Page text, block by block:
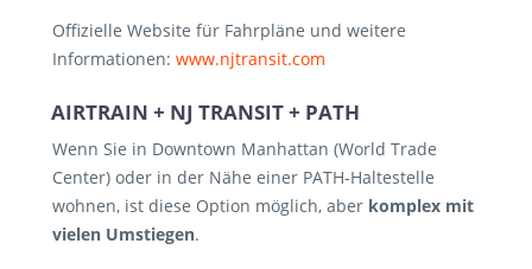
Offizielle Website für Fahrpläne und weitere
Informationen: www.njtransit.com
AIRTRAIN + NJ TRANSIT + PATH
Wenn Sie in Downtown Manhattan (World Trade
Center) oder in der Nähe einer PATH-Haltestelle
wohnen, ist diese Option möglich, aber komplex mit
vielen Umstiegen.